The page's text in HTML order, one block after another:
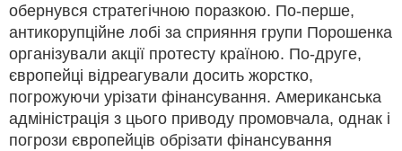
обернувся стратегічною поразкою. По-перше,
антикорупційне лобі за сприяння групи Порошенка
організували акції протесту країною. По-друге,
європейці відреагували досить жорстко,
погрожуючи урізати фінансування. Американська
адміністрація з цього приводу промовчала, однак і
погрози європейців обрізати фінансування